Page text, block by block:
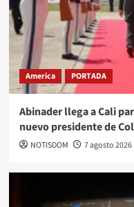
America PORTADA
Abinader llega a Cali
nuevo presidente de
NOTISDOM 7 agosto 2026